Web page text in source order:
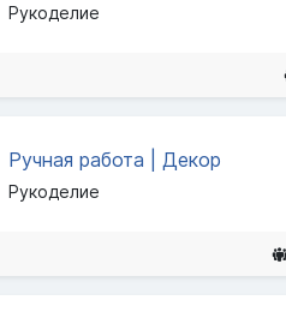
Рукоделие
Ручная работа | Декор
Рукоделие